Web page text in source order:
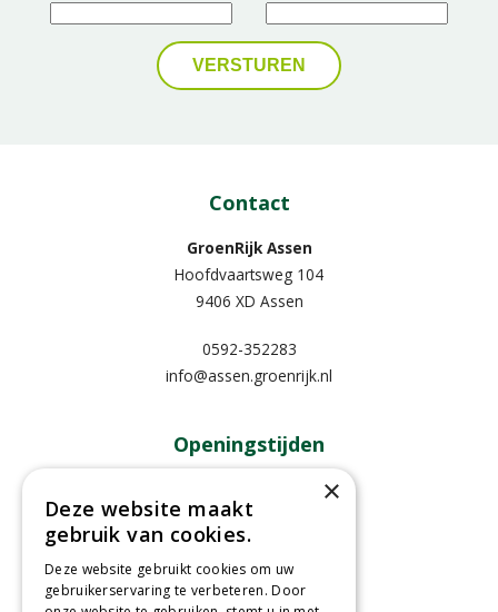
Contact
GroenRijk Assen
Hoofdvaartsweg 104
9406 XD Assen
0592-352283
info@assen.groenrijk.nl
Openingstijden
09:00 - 18:00
Dinsdag
Woensdag
Donderdag
09:00 - 18:00
Vrijdag
09:00 - 18:00
×
Deze website maakt
gebruik van cookies.
Deze website gebruikt cookies om uw
gebruikerservaring te verbeteren. Door